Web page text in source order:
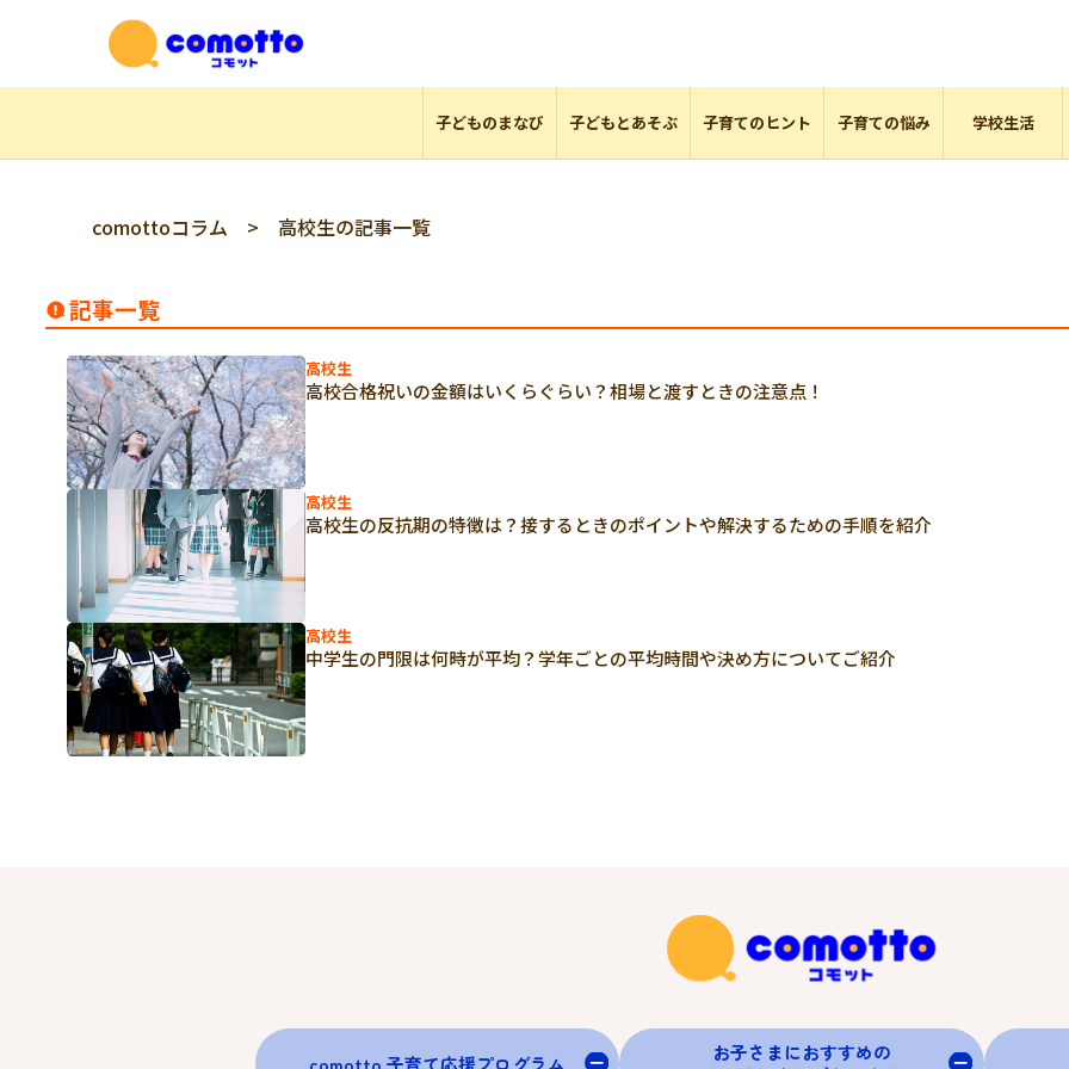
子どものまなび 子どもとあそぶ 子育てのヒント 子育ての悩み 学校生活
comottoコラム > 高校生の記事一覧
記事一覧
高校生
高校合格祝いの金額はいくらぐらい？相場と渡すときの注意点！
高校生
高校生の反抗期の特徴は？接するときのポイントや解決するための手順を紹介
高校生
中学生の門限は何時が平均？学年ごとの平均時間や決め方についてご紹介
comotto 子育て応援プログラム
お子さまにおすすめの